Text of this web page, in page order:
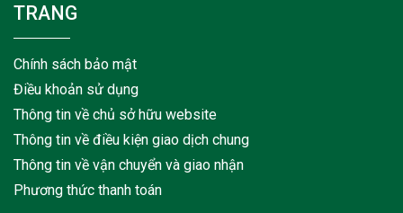
TRANG
Chính sách bảo mật
Điều khoản sử dụng
Thông tin về chủ sở hữu website
Thông tin về điều kiện giao dịch chung
Thông tin về vận chuyển và giao nhận
Phương thức thanh toán